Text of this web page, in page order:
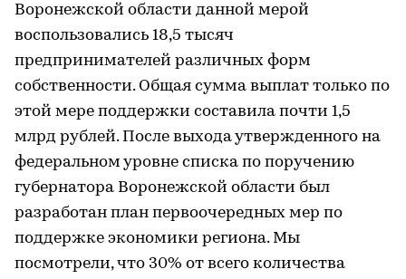
Воронежской области данной мерой
воспользовались 18,5 тысяч
предпринимателей различных форм
собственности. Общая сумма выплат только по
этой мере поддержки составила почти 1,5
млрд рублей. После выхода утвержденного на
федеральном уровне списка по поручению
губернатора Воронежской области был
разработан план первоочередных мер по
поддержке экономики региона. Мы
посмотрели, что 30% от всего количества